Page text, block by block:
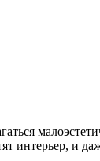
интерьер, и